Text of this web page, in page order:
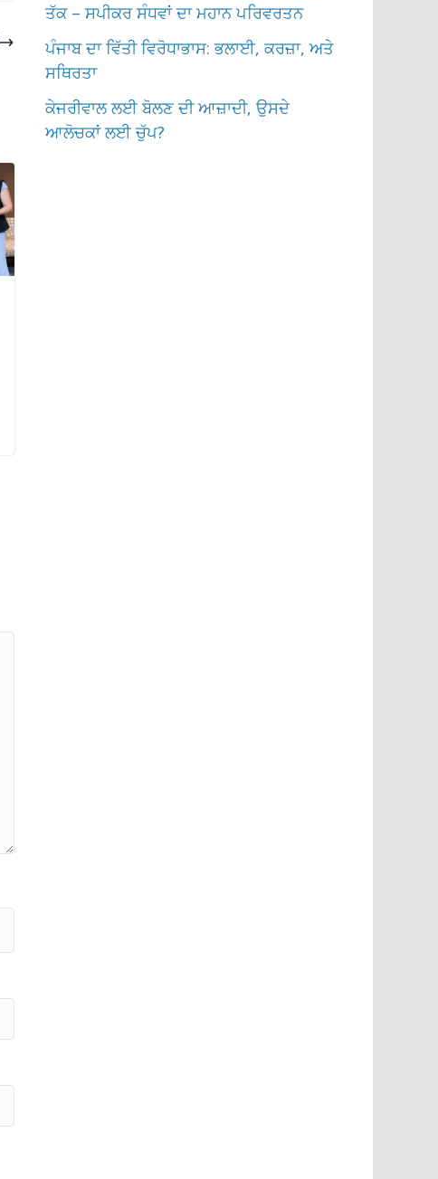
ਤੱਕ – ਸਪੀਕਰ ਸੰਧਵਾਂ ਦਾ ਮਹਾਨ ਪਰਿਵਰਤਨ
ਪੰਜਾਬ ਦਾ ਵਿੱਤੀ ਵਿਰੋਧਾਭਾਸ: ਭਲਾਈ, ਕਰਜ਼ਾ, ਅਤੇ
ਸਥਿਰਤਾ
ਕੇਜਰੀਵਾਲ ਲਈ ਬੋਲਣ ਦੀ ਆਜ਼ਾਦੀ, ਉਸਦੇ
ਆਲੋਚਕਾਂ ਲਈ ਚੁੱਪ?